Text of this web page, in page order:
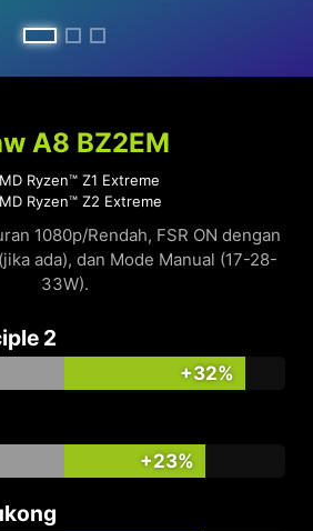
A8 BZ2EM
Ryzen™ Z1 Extreme
Ryzen™ Z2 Extreme
1080p/Rendah, FSR ON dengan
ada), dan Mode Manual (17-28-
33W).
2
+32%
+23%